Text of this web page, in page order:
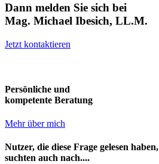
Dann melden Sie sich bei
Mag. Michael Ibesich, LL.M.
Jetzt kontaktieren
Persönliche und
kompetente Beratung
Mehr über mich
Nutzer, die diese Frage gelesen haben,
suchten auch nach....